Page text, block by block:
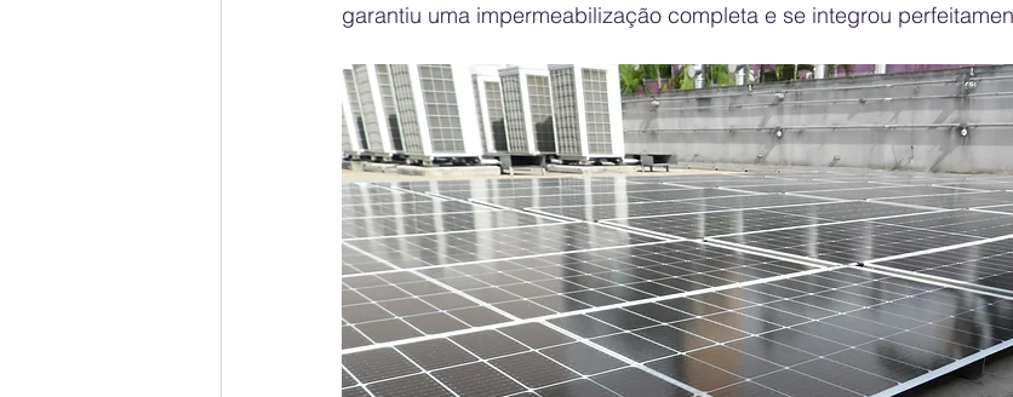
garantiu uma impermeabilização completa e se integrou